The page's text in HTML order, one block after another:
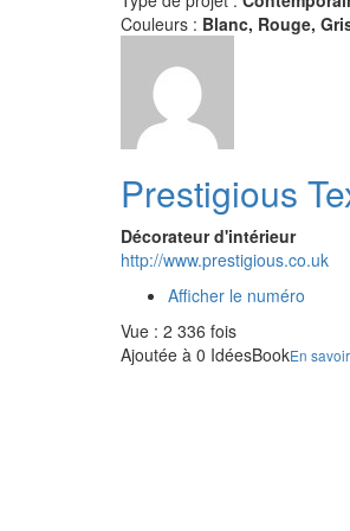
Couleurs : Blanc, Rouge,
Prestigious
Décorateur d'intérieur
http://www.prestigious.co.uk
Afficher le numéro
Vue : 2 336 fois
Ajoutée à 0 IdéesBookEn